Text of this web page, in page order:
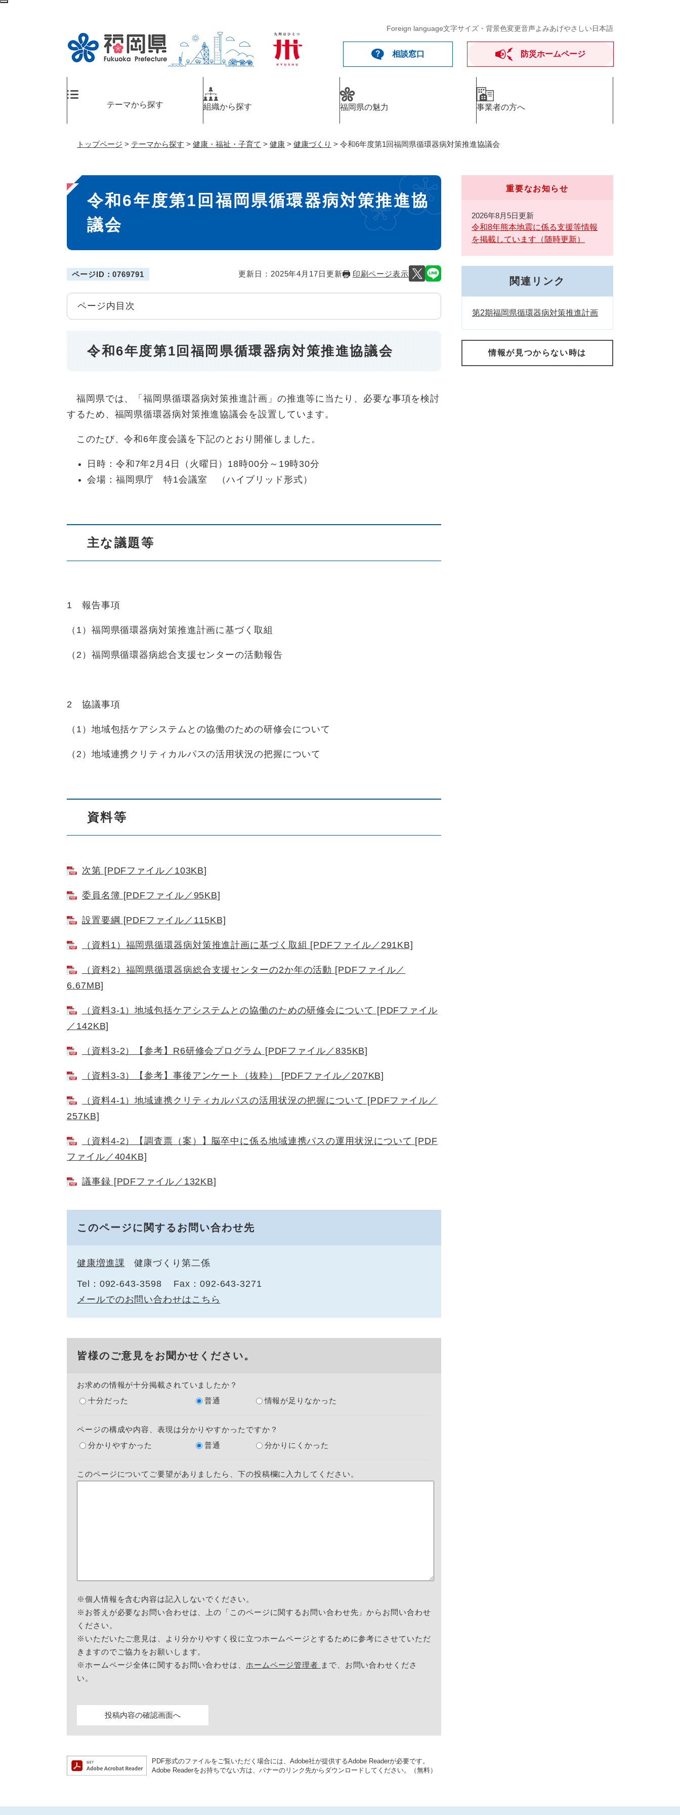
ペ
Foreign language文字サイズ・背景色変更音声よみあげやさしい日本語
相談窓口 防災ホームページ
テーマから探す 組織から探す 福岡県の魅力 事業者の方へ
トップページ > テーマから探す > 健康・福祉・子育て > 健康 > 健康づくり > 令和6年度第1回福岡県循環器病対策推進協議会
本
文
令和6年度第1回福岡県循環器病対策推進協
議会
ページID：0769791 更新日：2025年4月17日更新 印刷ページ表示
ページ内目次
令和6年度第1回福岡県循環器病対策推進協議会
福岡県では、「福岡県循環器病対策推進計画」の推進等に当たり、必要な事項を検討
するため、福岡県循環器病対策推進協議会を設置しています。
このたび、令和6年度会議を下記のとおり開催しました。
日時：令和7年2月4日（火曜日）18時00分～19時30分
会場：福岡県庁 特1会議室 （ハイブリッド形式）
主な議題等
1 報告事項
（1）福岡県循環器病対策推進計画に基づく取組
（2）福岡県循環器病総合支援センターの活動報告
2 協議事項
（1）地域包括ケアシステムとの協働のための研修会について
（2）地域連携クリティカルパスの活用状況の把握について
資料等
次第 [PDFファイル／103KB]
委員名簿 [PDFファイル／95KB]
設置要綱 [PDFファイル／115KB]
（資料1）福岡県循環器病対策推進計画に基づく取組 [PDFファイル／291KB]
（資料2）福岡県循環器病総合支援センターの2か年の活動 [PDFファイル／
6.67MB]
（資料3‐1）地域包括ケアシステムとの協働のための研修会について [PDFファイル
／142KB]
（資料3-2）【参考】R6研修会プログラム [PDFファイル／835KB]
（資料3-3）【参考】事後アンケート（抜粋） [PDFファイル／207KB]
（資料4-1）地域連携クリティカルパスの活用状況の把握について [PDFファイル／
257KB]
（資料4-2）【調査票（案）】脳卒中に係る地域連携パスの運用状況について [PDF
ファイル／404KB]
議事録 [PDFファイル／132KB]
このページに関するお問い合わせ先
健康増進課 健康づくり第二係
Tel：092-643-3598
Fax：092-643-3271
メールでのお問い合わせはこちら
皆様のご意見をお聞かせください。
お求めの情報が十分掲載されていましたか？
十分だった
普通 情報が足りなかった
ページの構成や内容、表現は分かりやすかったですか？
分かりやすかった
普通 分かりにくかった
このページについてご要望がありましたら、下の投稿欄に入力してください。
※個人情報を含む内容は記入しないでください。
※お答えが必要なお問い合わせは、上の「このページに関するお問い合わせ先」からお問い合わせ
ください。
※いただいたご意見は、より分かりやすく役に立つホームページとするために参考にさせていただ
きますのでご協力をお願いします。
※ホームページ全体に関するお問い合わせは、 ホームページ管理者 まで、お問い合わせくださ
い。
PDF形式のファイルをご覧いただく場合には、Adobe社が提供するAdobe Readerが必要です。
Adobe Readerをお持ちでない方は、バナーのリンク先からダウンロードしてください。（無料）
重要なお知らせ
2026年8月5日更新
令和8年熊本地震に係る支援等情報
を掲載しています（随時更新）
関連リンク
第2期福岡県循環器病対策推進計画
情報が見つからない時は